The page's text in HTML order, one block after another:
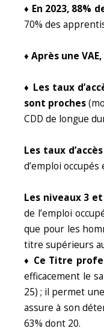
♦ En 2023, 88%
70% des
♦ Après une VAE,
♦ Les taux
sont proches
CDD de longue
Les taux
d’emploi
Les niveaux 3
de l’emploi
que pour les
titre supérieurs
♦ Ce Titre
efficacement le
25) ; il permet
assure à son
63% dont 20.